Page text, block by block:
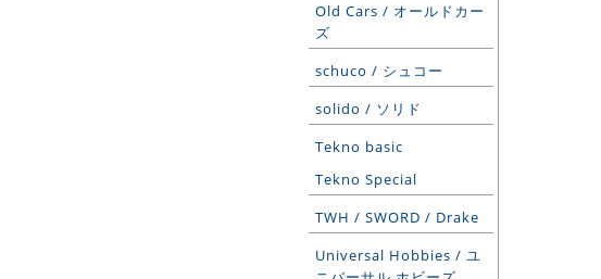
Old Cars / オールドカー
ズ
schuco / シュコー
solido / ソリド
Tekno basic
Tekno Special
TWH / SWORD / Drake
Universal Hobbies / ユ